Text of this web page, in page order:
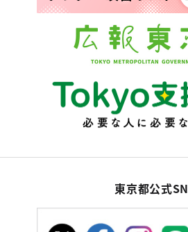
東京都公式